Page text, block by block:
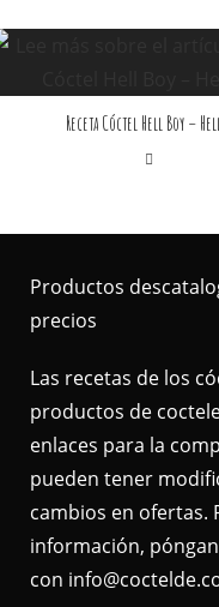
Receta Cóctel Hell Boy –
Productos
precios
Las recetas de los
productos de
enlaces para la
pueden tener
cambios en ofertas.
información,
con